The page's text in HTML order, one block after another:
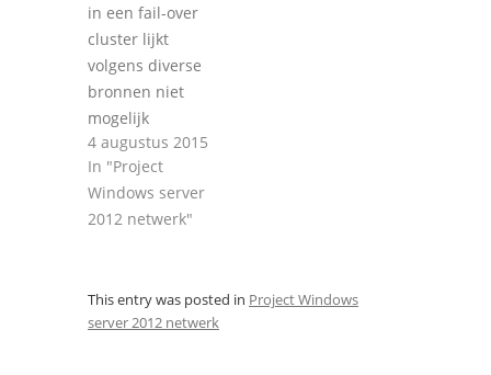
in een fail-over
cluster lijkt
volgens diverse
bronnen niet
mogelijk
4 augustus 2015
In "Project
Windows server
2012 netwerk"
This entry was posted in Project Windows
server 2012 netwerk